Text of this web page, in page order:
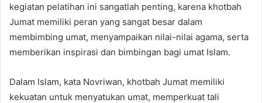
kegiatan pelatihan ini sangatlah penting, karena khotbah
Jumat memiliki peran yang sangat besar dalam
membimbing umat, menyampaikan nilai-nilai agama, serta
memberikan inspirasi dan bimbingan bagi umat Islam.
Dalam Islam, kata Novriwan, khotbah Jumat memiliki
kekuatan untuk menyatukan umat, memperkuat tali